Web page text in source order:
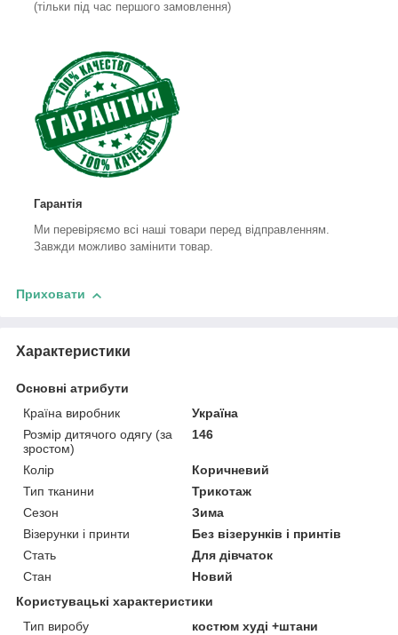
(тільки під час першого замовлення)
Гарантія
Ми перевіряємо всі наші товари перед відправленням.
Завжди можливо замінити товар.
Приховати
Характеристики
Основні атрибути
Країна виробник
Україна
Розмір дитячого одягу (за
зростом)
146
Колір
Коричневий
Тип тканини
Трикотаж
Сезон
Зима
Візерунки і принти
Без візерунків і принтів
Стать
Для дівчаток
Стан
Новий
Користувацькі характеристики
Тип виробу
костюм худі +штани